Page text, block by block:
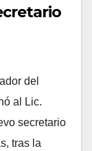
del
al Lic.
secretario
tras la